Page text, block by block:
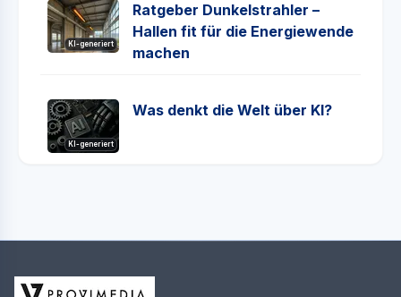
KI-generiert
Ratgeber Dunkelstrahler –
Hallen fit für die Energiewende
machen
KI-generiert
Was denkt die Welt über KI?